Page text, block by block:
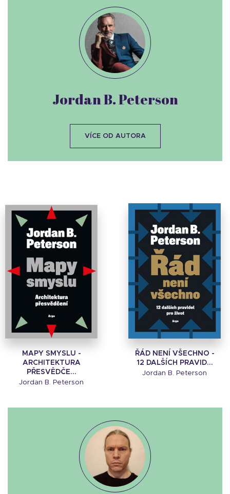
MAPY SMYSLU -
ARCHITEKTURA
PŘESVĚDČE...
Jordan B. Peterson
ŘÁD NENÍ VŠECHNO -
12 DALŠÍCH PRAVID...
Jordan B. Peterson
Jordan B. Peterson
VÍCE OD AUTORA